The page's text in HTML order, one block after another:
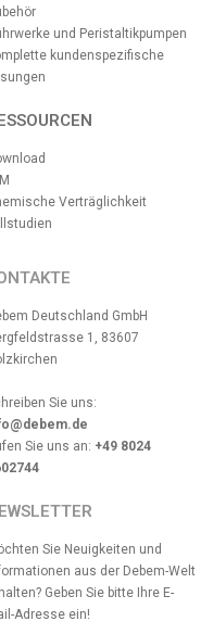
und Peristaltikpumpen
kundenspezifische
Verträglichkeit
Deutschland GmbH
1, 83607
Sie uns:
Sie uns an: +49 8024
Sie Neuigkeiten und
aus der Debem-Welt
Geben Sie bitte Ihre E-
Adresse ein!